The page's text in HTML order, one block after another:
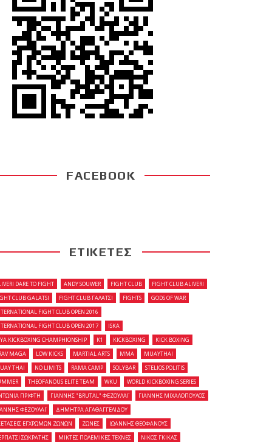
FACEBOOK
ΕΤΙΚΕΤΕΣ
DARE TO FIGHT ANDY SOUWER FIGHT CLUB
FIGHT CLUB ALIVERI
CLUB GALATSI
FIGHT CLUB ΓΑΛΑΤΣΙ FIGHTS
GODS OF WAR
FIGHT CLUB OPEN 2016
FIGHT CLUB OPEN 2017
ISKA
KICKBOXING CHAMPHIONSHIP
K1 KICKBOXING
KICK BOXING
MAGA
LOW KICKS MARTIAL ARTS MMA
MUAYTHAI
THAI
NO LIMITS RAMA CAMP SOLYBAR
STELIOS POLITIS
THEOFANOUS ELITE TEAM WKU
WORLD KICKBOXING SERIES
ΠΡΙΦΤΗ
ΓΙΑΝΝΗΣ "BRUTAL" ΦΕΖΟΥΛΑΪ
ΓΙΑΝΝΗΣ ΜΙΧΑΛΟΠΟΥΛΟΣ
ΦΕΖΟΥΛΑΪ
ΔΗΜΗΤΡΑ ΑΓΑΘΑΓΓΕΛΙΔΟΥ
ΕΓΧΡΩΜΩΝ ΖΩΝΩΝ
ΖΩΝΕΣ
ΙΩΑΝΝΗΣ ΘΕΟΦΑΝΟΥΣ
ΣΩΚΡΑΤΗΣ
ΜΙΚΤΕΣ ΠΟΛΕΜΙΚΕΣ ΤΕΧΝΕΣ
ΝΙΚΟΣ ΓΚΙΚΑΣ